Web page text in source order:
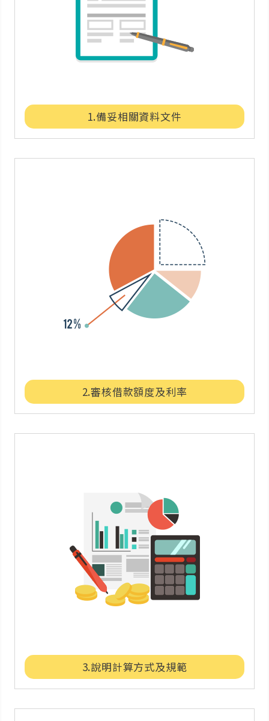
1.備妥相關資料文件
2.審核借款額度及利率
3.說明計算方式及規範